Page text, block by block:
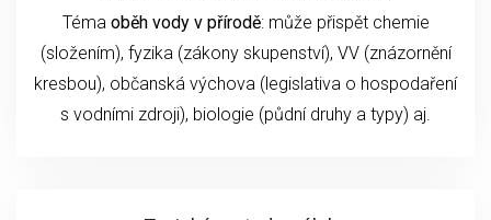
Téma oběh vody v přírodě: může přispět chemie
(složením), fyzika (zákony skupenství), VV (znázornění
kresbou), občanská výchova (legislativa o hospodaření
s vodními zdroji), biologie (půdní druhy a typy) aj.